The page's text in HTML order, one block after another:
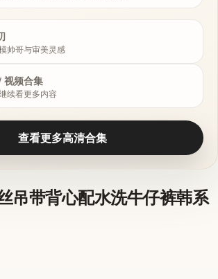
帅哥与审美灵感
视频合集
续看更多内容
查看更多高清合集
吊带背心配水洗牛仔裤韩系